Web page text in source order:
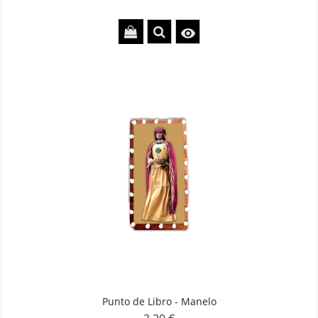

Punto de Libro - Manelo